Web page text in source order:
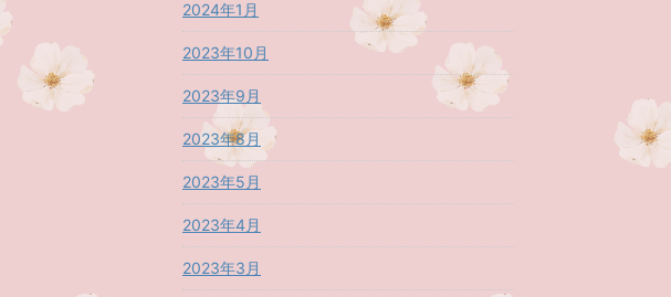
2024年1月
2023年10月
2023年9月
2023年8月
2023年5月
2023年4月
2023年3月